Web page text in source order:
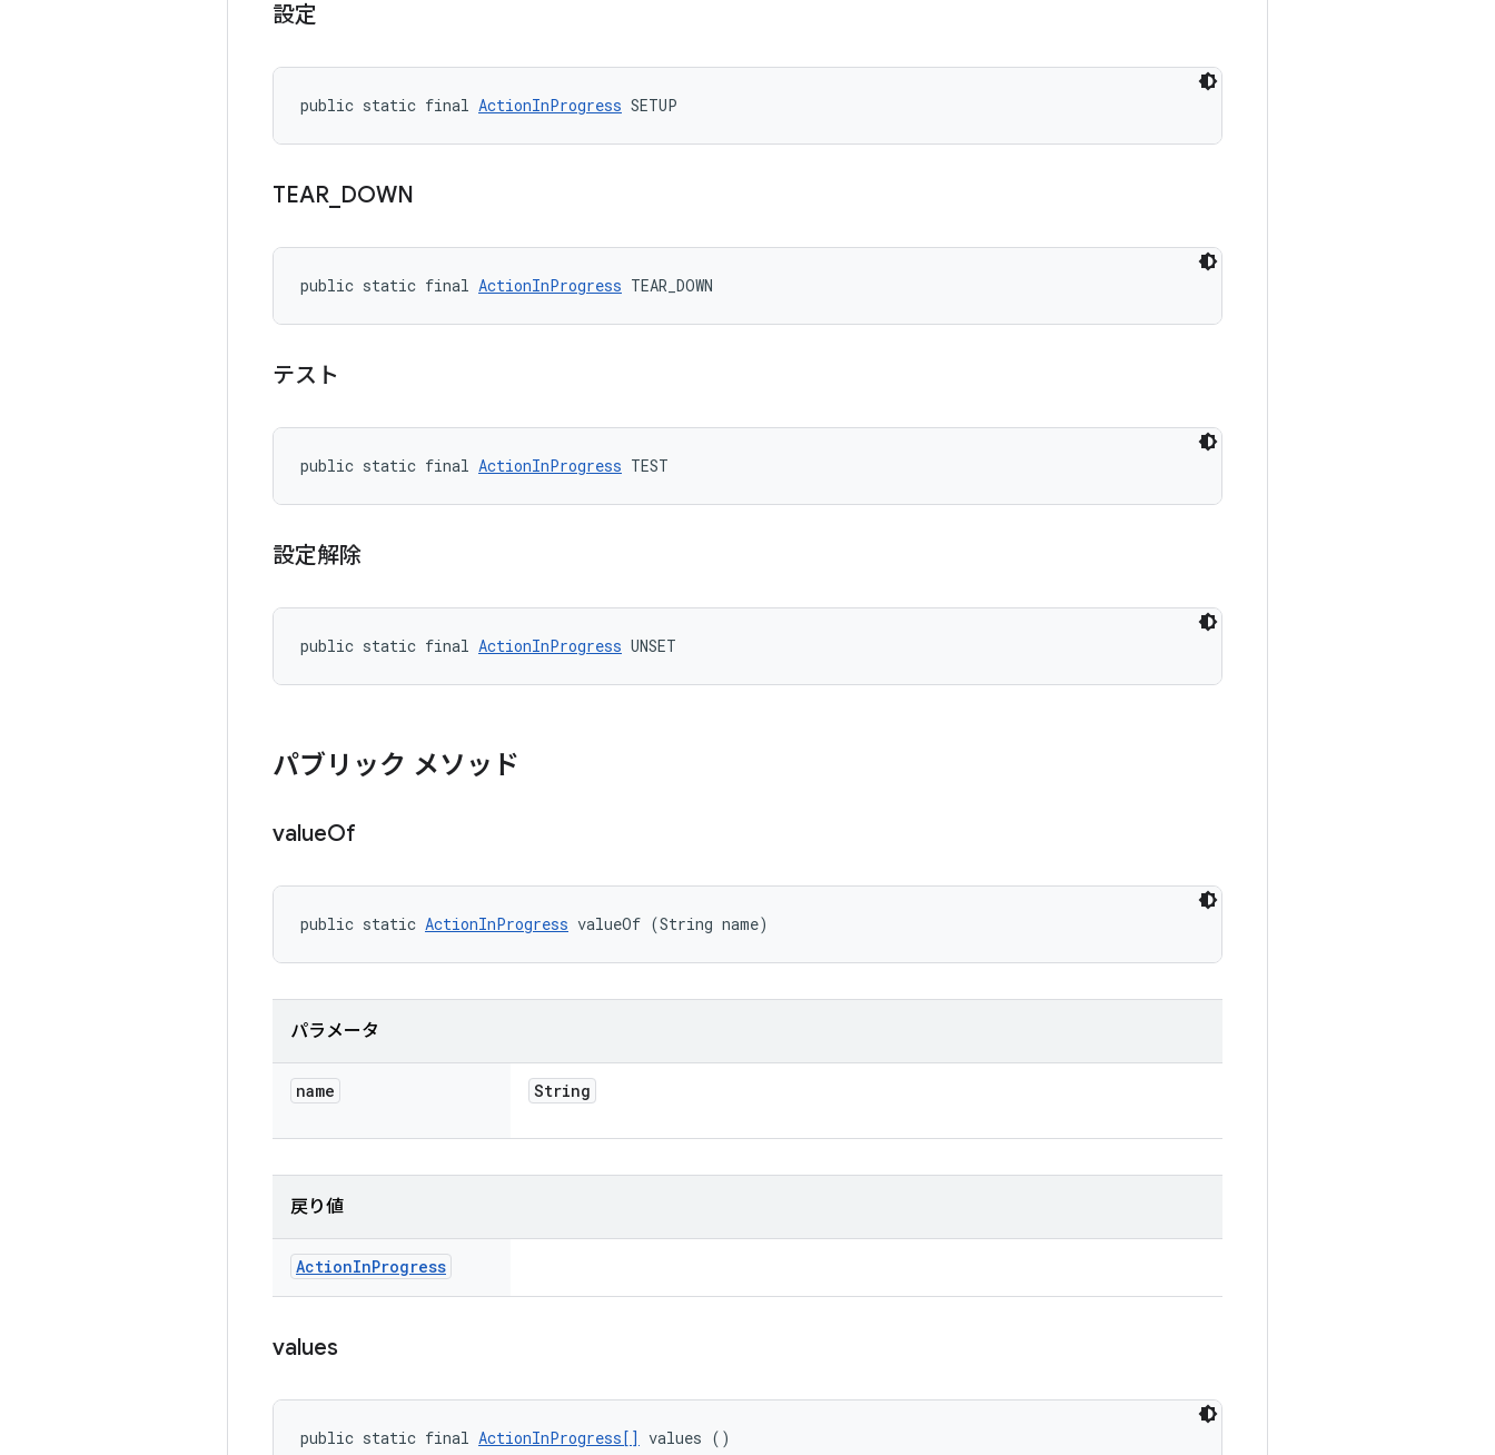
設定
public static final ActionInProgress SETUP
TEAR DOWN
public static final ActionInProgress TEAR_DOWN
テスト
public static final ActionInProgress TEST
設定解除
public static final ActionInProgress UNSET
パブリック メソッド
valueOf
public static ActionInProgress valueOf (String name)
パラメータ
name String
戻り値
ActionInProgress
values
public static final ActionInProgress[] values ()